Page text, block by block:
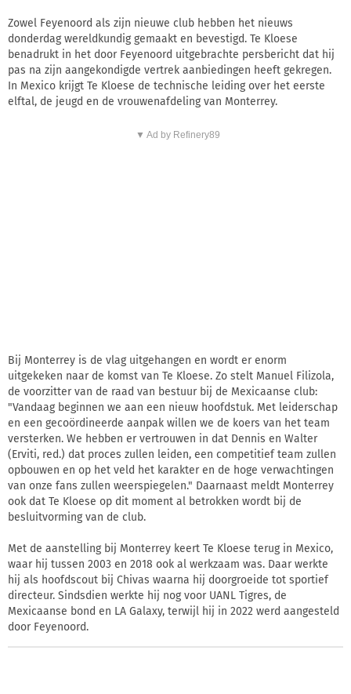
Zowel Feyenoord als zijn nieuwe club hebben het nieuws
donderdag wereldkundig gemaakt en bevestigd. Te Kloese
benadrukt in het door Feyenoord uitgebrachte persbericht dat hij
pas na zijn aangekondigde vertrek aanbiedingen heeft gekregen.
In Mexico krijgt Te Kloese de technische leiding over het eerste
elftal, de jeugd en de vrouwenafdeling van Monterrey.
▼ Ad by Refinery89
Bij Monterrey is de vlag uitgehangen en wordt er enorm
uitgekeken naar de komst van Te Kloese. Zo stelt Manuel Filizola,
de voorzitter van de raad van bestuur bij de Mexicaanse club:
"Vandaag beginnen we aan een nieuw hoofdstuk. Met leiderschap
en een gecoördineerde aanpak willen we de koers van het team
versterken. We hebben er vertrouwen in dat Dennis en Walter
(Erviti, red.) dat proces zullen leiden, een competitief team zullen
opbouwen en op het veld het karakter en de hoge verwachtingen
van onze fans zullen weerspiegelen." Daarnaast meldt Monterrey
ook dat Te Kloese op dit moment al betrokken wordt bij de
besluitvorming van de club.
Met de aanstelling bij Monterrey keert Te Kloese terug in Mexico,
waar hij tussen 2003 en 2018 ook al werkzaam was. Daar werkte
hij als hoofdscout bij Chivas waarna hij doorgroeide tot sportief
directeur. Sindsdien werkte hij nog voor UANL Tigres, de
Mexicaanse bond en LA Galaxy, terwijl hij in 2022 werd aangesteld
door Feyenoord.